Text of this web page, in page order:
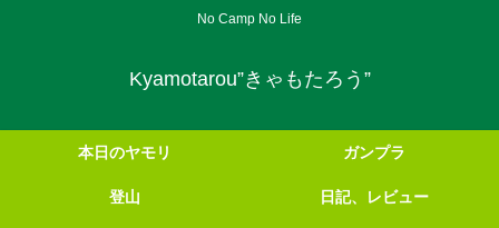
No Camp No Life
Kyamotarou”きゃもたろう”
本日のヤモリ ガンプラ
登山 日記、レビュー